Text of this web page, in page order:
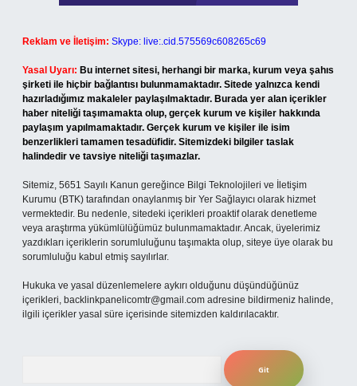
Reklam ve İletişim: Skype: live:.cid.575569c608265c69
Yasal Uyarı: Bu internet sitesi, herhangi bir marka, kurum veya şahıs
şirketi ile hiçbir bağlantısı bulunmamaktadır. Sitede yalnızca kendi
hazırladığımız makaleler paylaşılmaktadır. Burada yer alan içerikler
haber niteliği taşımamakta olup, gerçek kurum ve kişiler hakkında
paylaşım yapılmamaktadır. Gerçek kurum ve kişiler ile isim
benzerlikleri tamamen tesadüfidir. Sitemizdeki bilgiler taslak
halindedir ve tavsiye niteliği taşımazlar.
Sitemiz, 5651 Sayılı Kanun gereğince Bilgi Teknolojileri ve İletişim
Kurumu (BTK) tarafından onaylanmış bir Yer Sağlayıcı olarak hizmet
vermektedir. Bu nedenle, sitedeki içerikleri proaktif olarak denetleme
veya araştırma yükümlülüğümüz bulunmamaktadır. Ancak, üyelerimiz
yazdıkları içeriklerin sorumluluğunu taşımakta olup, siteye üye olarak bu
sorumluluğu kabul etmiş sayılırlar.
Hukuka ve yasal düzenlemelere aykırı olduğunu düşündüğünüz
içerikleri, backlinkpanelicomtr@gmail.com adresine bildirmeniz halinde,
ilgili içerikler yasal süre içerisinde sitemizden kaldırılacaktır.